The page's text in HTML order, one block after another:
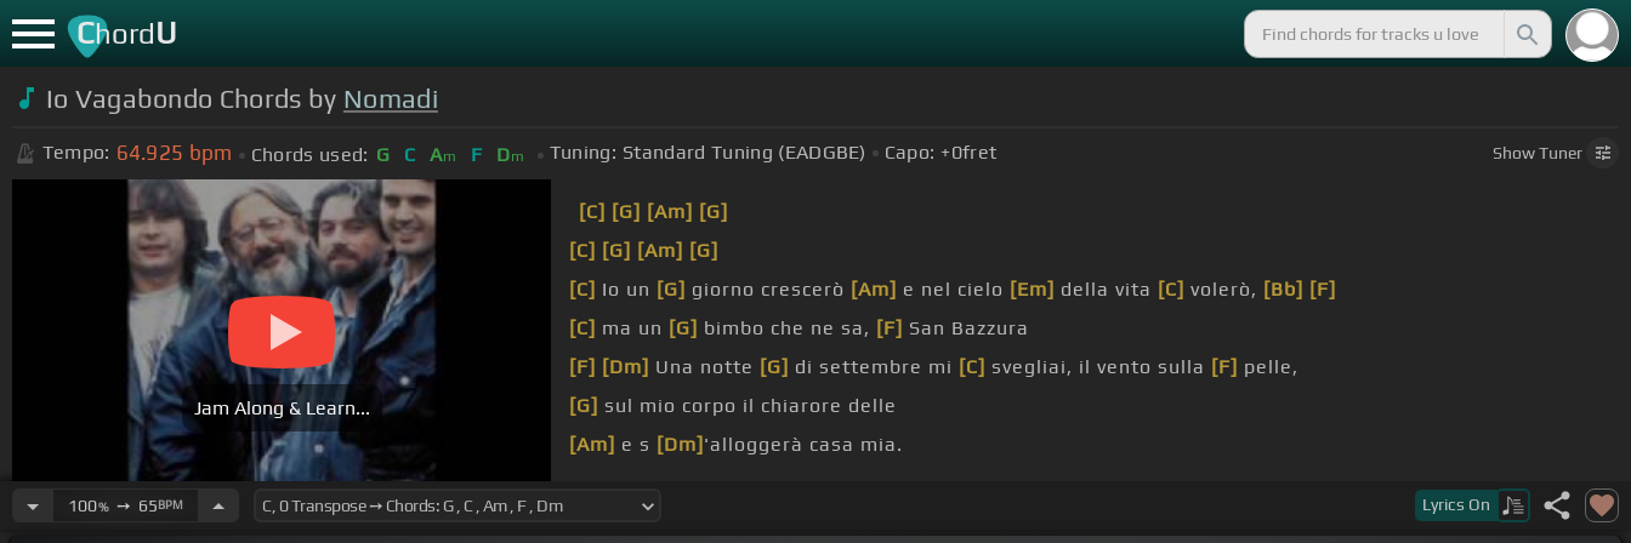
ChordU
Io Vagabondo Chords by Nomadi
Tempo: 64.925 bpm Chords used: G C Am F Dm Tuning: Standard Tuning (EADGBE) Capo: +0fret ShowTuner
Jam Along & Learn...
[C] [G] [Am] [G]
[C] [G] [Am] [G]
[C] Io un [G] giorno crescerò [Am] e nel cielo [Em] della vita [C] volerò, [Bb] [F]
[C] ma un [G] bimbo che ne sa, [F] San Bazzura
[F] [Dm] Una notte [G] di settembre mi [C] svegliai, il vento sulla [F] pelle,
[G] sul mio corpo il chiarore delle
[Am] e s [Dm] 'alloggerà casa mia.
vagabondo che
100%➙ 65BPM Lyrics On